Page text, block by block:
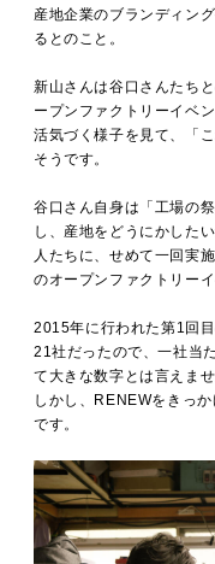
産地企業のブランディン
るとのこと。
新山さんは谷口さんたち
ープンファクトリーイベ
活気づく様子を見て、「
そうです。
谷口さん自身は「工場の
し、産地をどうにかした
人たちに、せめて一回実
のオープンファクトリー
2015年に行われた第1回
21社だったので、一社当
て大きな数字とは言えませ
しかし、RENEWをきっ
です。